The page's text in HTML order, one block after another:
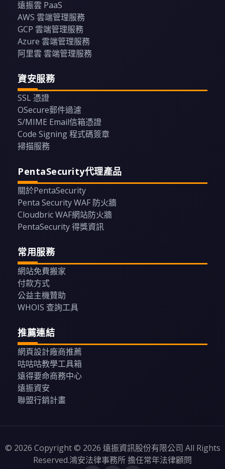
遠振雲 PaaS
AWS 雲端管理服務
GCP 雲端管理服務
Azure 雲端管理服務
阿里雲 雲端管理服務
資安服務
SSL 憑證
OSecure郵件過濾
S/MIME Email信箱憑證
Code Signing 程式碼簽章
掃描服務
PentaSecurity代理產品
關於PentaSecurity
Penta Security WAF 防火牆
Cloudbric WAF網站防火牆
PentaSecurity 得獎資訊
常用服務
網站免費搬家
付款方式
公益主機贊助
WHOIS 查詢工具
推薦連結
網頁設計廠商推薦
咕咕咕教學工具箱
遠得要命商務中心
遠振資安
聯盟行銷計畫
© 2026 Copyright © 2026 遠振資訊股份有限公司 All Rights
Reserved.鴻安法律事務所 擔任常年法律顧問